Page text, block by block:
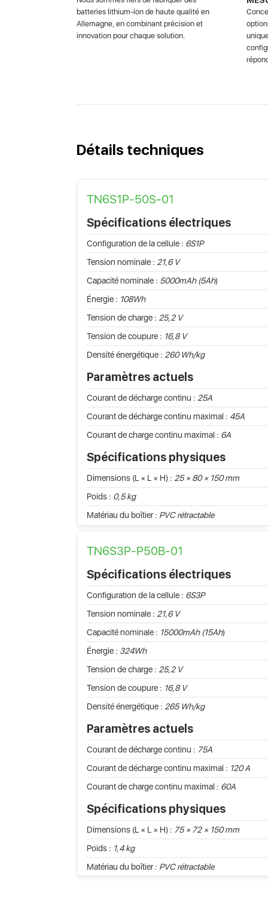
batteries lithium-ion de haute qualité en
Allemagne, en combinant précision et
innovation pour chaque solution.
Détails techniques
TN6S1P-50S-01
Spécifications électriques
Configuration de la cellule : 6S1P
Tension nominale : 21,6 V
Capacité nominale : 5000mAh (5Ah)
Énergie : 108Wh
Tension de charge : 25,2 V
Tension de coupure : 16,8 V
Densité énergétique : 260 Wh/kg
Paramètres actuels
Courant de décharge continu : 25A
Courant de décharge continu maximal : 45A
Courant de charge continu maximal : 6A
Spécifications physiques
Dimensions (L × L × H) : 25 × 80 × 150 mm
Poids : 0,5 kg
Matériau du boîtier : PVC rétractable
TN6S3P-P50B-01
Spécifications électriques
Configuration de la cellule : 6S3P
Tension nominale : 21,6 V
Capacité nominale : 15000mAh (15Ah)
Énergie : 324Wh
Tension de charge : 25,2 V
Tension de coupure : 16,8 V
Densité énergétique : 265 Wh/kg
Paramètres actuels
Courant de décharge continu : 75A
Courant de décharge continu maximal : 120 A
Courant de charge continu maximal : 60A
Spécifications physiques
Dimensions (L × L × H) : 75 × 72 × 150 mm
Poids : 1,4 kg
Matériau du boîtier : PVC rétractable